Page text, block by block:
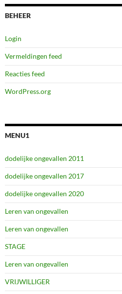
BEHEER
Login
Vermeldingen feed
Reacties feed
WordPress.org
MENU1
dodelijke ongevallen 2011
dodelijke ongevallen 2017
dodelijke ongevallen 2020
Leren van ongevallen
Leren van ongevallen
STAGE
Leren van ongevallen
VRIJWILLIGER